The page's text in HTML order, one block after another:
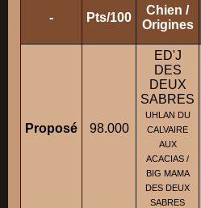
- Pts/100
Chien /
Origines
Proposé 98.000
ED'J
DES
DEUX
SABRES
UHLAN DU
CALVAIRE
AUX
ACACIAS /
BIG MAMA
DES DEUX
SABRES